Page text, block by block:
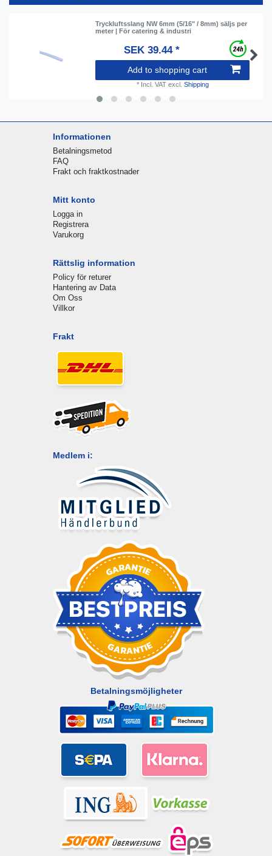
Tryckluftsslang NW 6mm (5/16" / 8mm) säljs per
meter | För catering & industri
SEK 39.44 *
Add to shopping cart
* Incl. VATexcl. Shipping
Informationen
Betalningsmetod
FAQ
Frakt och fraktkostnader
Mitt konto
Logga in
Registrera
Varukorg
Rättslig information
Policy för returer
Hantering av Data
Om Oss
Villkor
Frakt
Medlem i:
Betalningsmöjligheter